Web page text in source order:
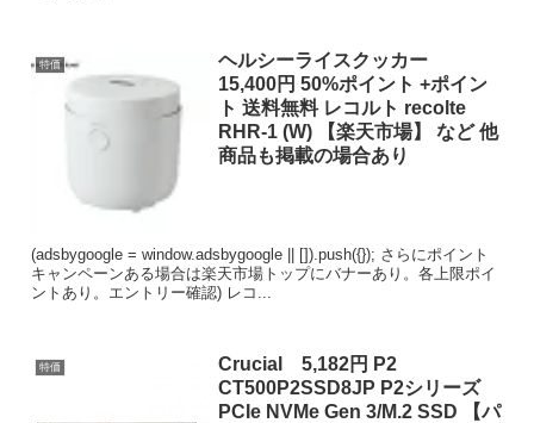
特価
ヘルシーライスクッカー
15,400円 50%ポイント +ポイン
ト 送料無料 レコルト recolte
RHR-1 (W) 【楽天市場】 など 他
商品も掲載の場合あり
(adsbygoogle = window.adsbygoogle || []).push({}); さらにポイント
キャンペーンある場合は楽天市場トップにバナーあり。各上限ポイ
ントあり。エントリー確認) レコ...
特価
Crucial 5,182円 P2
CT500P2SSD8JP P2シリーズ
PCIe NVMe Gen 3/M.2 SSD 【パ